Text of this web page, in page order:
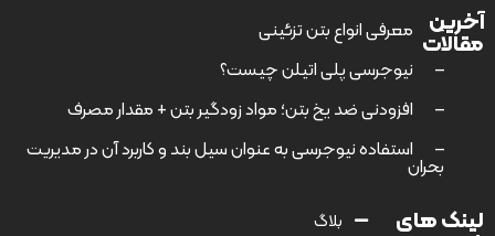
آخرین
مقالات
–
معرفی انواع بتن تزئینی
–
نیوجرسی پلی اتیلن چیست؟
–
افزودنی ضد یخ بتن؛ مواد زودگیر بتن + مقدار مصرف
–
استفاده نیوجرسی به عنوان سیل بند و کاربرد آن در مدیریت
بحران
لینک های
بلاگ